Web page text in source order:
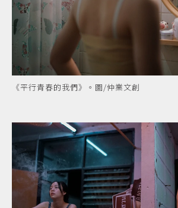
《平行青春的我們》。圖/仲業文創